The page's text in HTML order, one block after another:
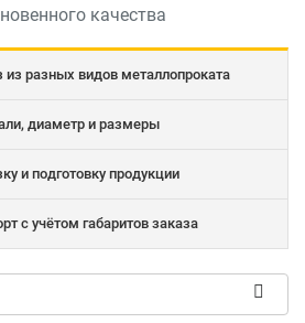
качества
из разных видов металлопроката
диаметр и размеры
и подготовку продукции
с учётом габаритов заказа